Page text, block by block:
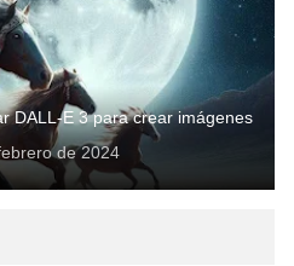
DALL-E 3 para crear imágenes
de 2024